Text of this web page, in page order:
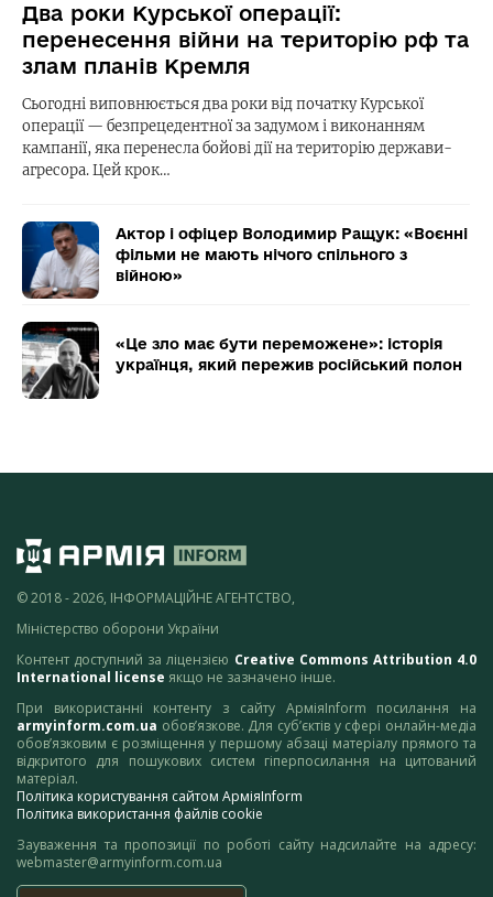
Два роки Курської операції:
перенесення війни на територію рф та
злам планів Кремля
Сьогодні виповнюється два роки від початку Курської
операції — безпрецедентної за задумом і виконанням
кампанії, яка перенесла бойові дії на територію держави-
агресора. Цей крок…
Актор і офіцер Володимир Ращук: «Воєнні
фільми не мають нічого спільного з
війною»
«Це зло має бути переможене»: історія
українця, який пережив російський полон
© 2018 - 2026, ІНФОРМАЦІЙНЕ АГЕНТСТВО,
Міністерство оборони України
Контент доступний за ліцензією Creative Commons Attribution 4.0
International license якщо не зазначено інше.
При використанні контенту з сайту АрміяInform посилання на
armyinform.com.ua обов’язкове. Для суб’єктів у сфері онлайн-медіа
обов’язковим є розміщення у першому абзаці матеріалу прямого та
відкритого для пошукових систем гіперпосилання на цитований
матеріал.
Політика користування сайтом АрміяInform
Політика використання файлів cookie
Зауваження та пропозиції по роботі сайту надсилайте на адресу:
webmaster@armyinform.com.ua